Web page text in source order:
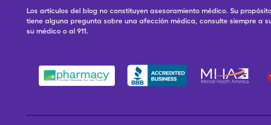
Los artículos del blog no constituyen asesoramiento médico. Su
tiene alguna pregunta sobre una afección médica, consulte siempre a
su médico o al 911.